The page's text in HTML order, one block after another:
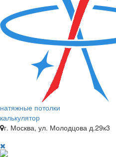
натяжные потолки
калькулятор
г. Москва, ул. Молодцова д.29к3